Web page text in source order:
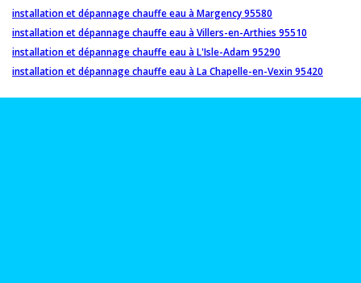
installation et dépannage chauffe eau à Margency 95580
installation et dépannage chauffe eau à Villers-en-Arthies 95510
installation et dépannage chauffe eau à L'Isle-Adam 95290
installation et dépannage chauffe eau à La Chapelle-en-Vexin 95420